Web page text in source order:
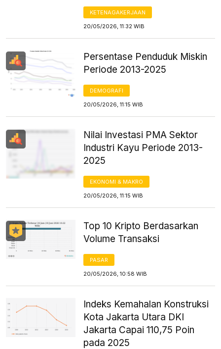
KETENAGAKERJAAN
20/05/2026, 11:32 WIB
Persentase Penduduk Miskin
Periode 2013-2025
DEMOGRAFI
20/05/2026, 11:15 WIB
Nilai Investasi PMA Sektor
Industri Kayu Periode 2013-
2025
EKONOMI & MAKRO
20/05/2026, 11:15 WIB
Top 10 Kripto Berdasarkan
Volume Transaksi
PASAR
20/05/2026, 10:58 WIB
Indeks Kemahalan Konstruksi
Kota Jakarta Utara DKI
Jakarta Capai 110,75 Poin
pada 2025